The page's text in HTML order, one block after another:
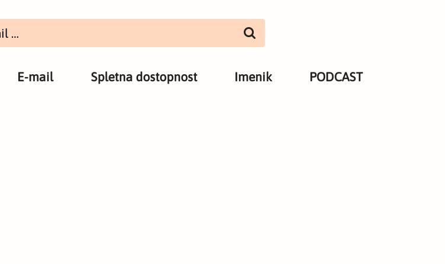
E-mail Spletna dostopnost Imenik PODCAST